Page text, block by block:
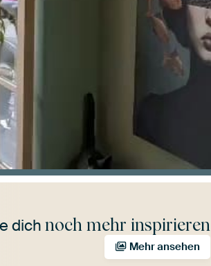
dich noch mehr inspirieren
Mehr ansehen